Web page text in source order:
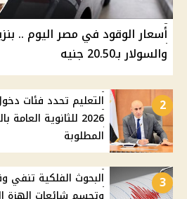
والسولار بـ20.50 جنيه
2
التعليم تحدد فئات
2026 للثانوية
المطلوبة
3
البحوث الفلكية تنفي